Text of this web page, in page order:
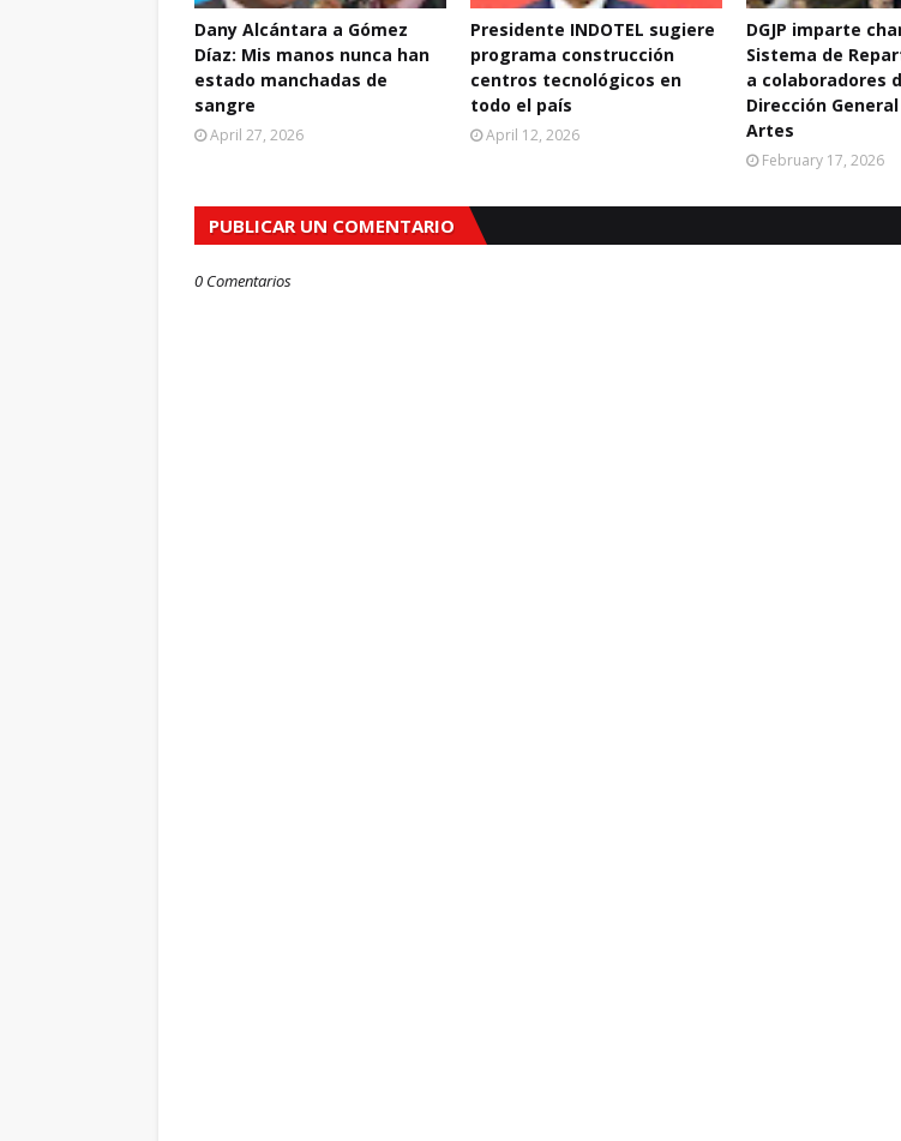
Dany Alcántara a Gómez
Díaz: Mis manos nunca han
estado manchadas de
sangre
April 27, 2026
Presidente INDOTEL sugiere
programa construcción
centros tecnológicos en
todo el país
April 12, 2026
DGJP imparte
Sistema de
a colaboradores
Dirección
Artes
February 17, 2026
PUBLICAR UN COMENTARIO
0 Comentarios